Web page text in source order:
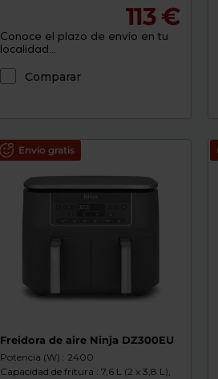
113 €
Conoce el plazo de envío en tu
localidad...
Comparar
Envío gratis
Freidora de aire Ninja DZ300EU
Potencia (W) : 2400
Capacidad de fritura : 7,6 L (2 x 3,8 L),